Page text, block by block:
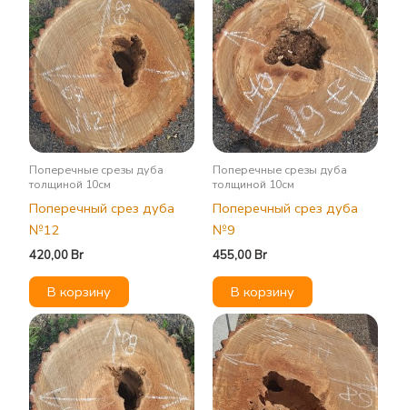
Поперечные срезы дуба
толщиной 10см
Поперечный срез дуба
№12
420,00Br
В корзину
Поперечные срезы дуба
толщиной 10см
Поперечный срез дуба
№9
455,00Br
В корзину